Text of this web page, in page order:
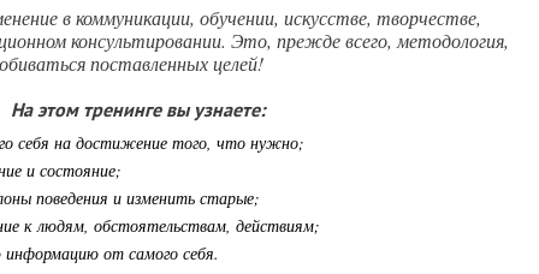
в коммуникации, обучении, искусстве, творчестве,
консультировании. Это, прежде всего, методология,
поставленных целей!
На этом тренинге вы узнаете:
себя на достижение того, что нужно;
и состояние;
поведения и изменить старые;
к людям, обстоятельствам, действиям;
от самого себя.